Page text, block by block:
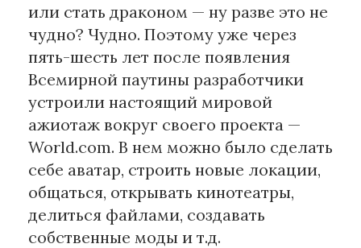
Материалы партнеров
АКИ
Artists / Художники.РФ
n'RIS
Цифровой Сарафан
Смотрите нас в соцсетях и мессенджерах
или стать драконом — ну разве это не
чудно? Чудно. Поэтому уже через
пять-шесть лет после появления
Всемирной паутины разработчики
устроили настоящий мировой
ажиотаж вокруг своего проекта —
World.com. В нем можно было сделать
себе аватар, строить новые локации,
общаться, открывать кинотеатры,
делиться файлами, создавать
собственные моды и т.д.